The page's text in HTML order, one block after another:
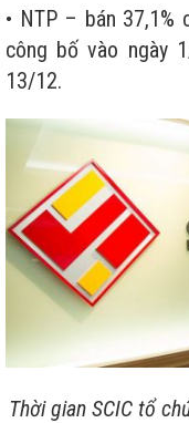
• NTP – bán
công bố vào ngày
13/12.
Thời gian SCIC tổ